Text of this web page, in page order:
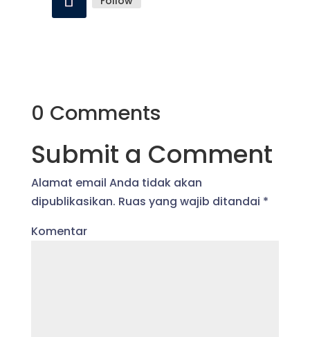
0 Comments
Submit a Comment
Alamat email Anda tidak akan
dipublikasikan. Ruas yang wajib ditandai *
Komentar